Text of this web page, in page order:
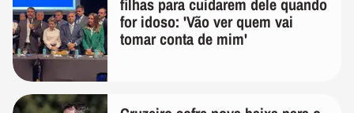
filhas para cuidarem dele quando
for idoso: 'Vão ver quem vai
tomar conta de mim'